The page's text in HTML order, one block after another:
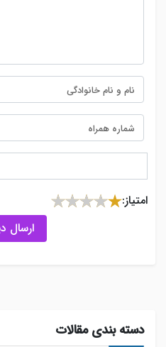
امتیاز:
ارسال
دسته بندی مقالات